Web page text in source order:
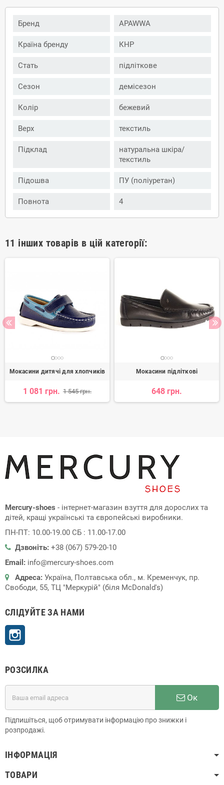
Бренд APAWWA
Країна бренду КНР
Стать підліткове
Сезон демісезон
Колір бежевий
Верх текстиль
Підклад
натуральна шкіра/
текстиль
Підошва ПУ (поліуретан)
Повнота 4
11 інших товарів в цій категорії:
Мокасини дитячі для хлопчиків
1 081 грн. 1 545 грн.
Мокасини підліткові
648 грн.
Mercury-shoes - інтернет-магазин взуття для дорослих та
дітей, кращі українські та європейські виробники.
ПН-ПТ: 10.00-19.00 СБ : 11.00-17.00
Дзвоніть: +38 (067) 579-20-10
Email: info@mercury-shoes.com
Адреса: Україна, Полтавська обл., м. Кременчук, пр.
Свободи, 55, ТЦ "Меркурій" (біля McDonald's)
СЛІДУЙТЕ ЗА НАМИ
РОЗСИЛКА
Ок
Підпишіться, щоб отримувати інформацію про знижки і
розпродажі.
ІНФОРМАЦІЯ
ТОВАРИ